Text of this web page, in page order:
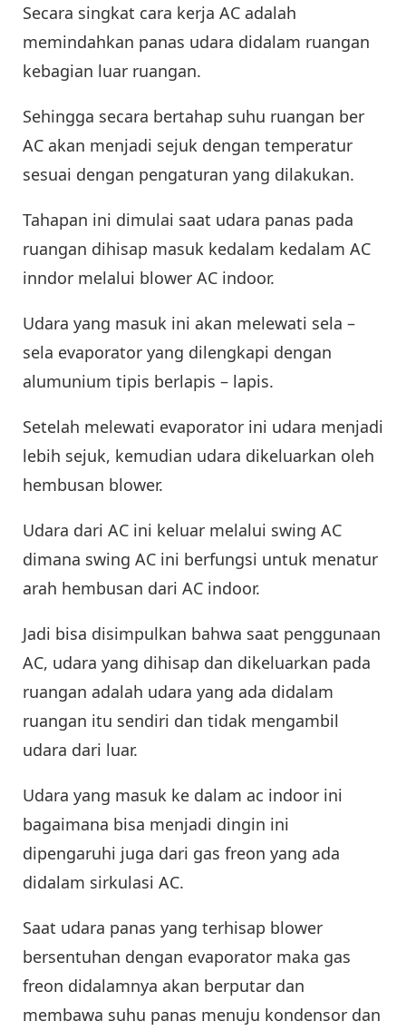
Secara singkat cara kerja AC adalah
memindahkan panas udara didalam ruangan
kebagian luar ruangan.
Sehingga secara bertahap suhu ruangan ber
AC akan menjadi sejuk dengan temperatur
sesuai dengan pengaturan yang dilakukan.
Tahapan ini dimulai saat udara panas pada
ruangan dihisap masuk kedalam kedalam AC
inndor melalui blower AC indoor.
Udara yang masuk ini akan melewati sela –
sela evaporator yang dilengkapi dengan
alumunium tipis berlapis – lapis.
Setelah melewati evaporator ini udara menjadi
lebih sejuk, kemudian udara dikeluarkan oleh
hembusan blower.
Udara dari AC ini keluar melalui swing AC
dimana swing AC ini berfungsi untuk menatur
arah hembusan dari AC indoor.
Jadi bisa disimpulkan bahwa saat penggunaan
AC, udara yang dihisap dan dikeluarkan pada
ruangan adalah udara yang ada didalam
ruangan itu sendiri dan tidak mengambil
udara dari luar.
Udara yang masuk ke dalam ac indoor ini
bagaimana bisa menjadi dingin ini
dipengaruhi juga dari gas freon yang ada
didalam sirkulasi AC.
Saat udara panas yang terhisap blower
bersentuhan dengan evaporator maka gas
freon didalamnya akan berputar dan
membawa suhu panas menuju kondensor dan